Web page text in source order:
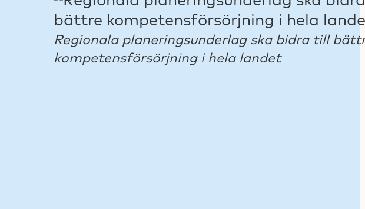
Regionala planeringsunderlag ska bidra till
kompetensförsörjning i hela landet